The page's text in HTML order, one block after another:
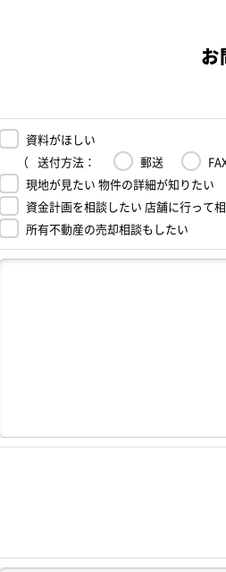
お
資料がほしい
（ 送付方法： 郵送
現地が見たい 物件の詳細が知りたい
資金計画を相談したい 店舗に行って
所有不動産の売却相談もしたい